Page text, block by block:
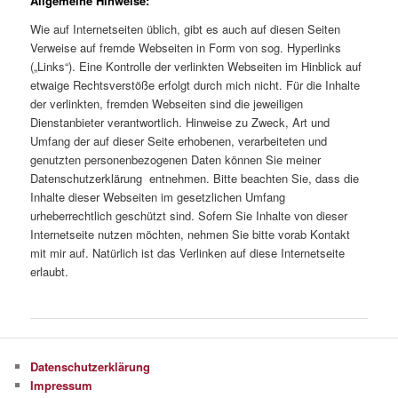
Wie auf Internetseiten üblich, gibt es auch auf diesen Seiten
Verweise auf fremde Webseiten in Form von sog. Hyperlinks
(„Links“). Eine Kontrolle der verlinkten Webseiten im Hinblick auf
etwaige Rechtsverstöße erfolgt durch mich nicht. Für die Inhalte
der verlinkten, fremden Webseiten sind die jeweiligen
Dienstanbieter verantwortlich. Hinweise zu Zweck, Art und
Umfang der auf dieser Seite erhobenen, verarbeiteten und
genutzten personenbezogenen Daten können Sie meiner
Datenschutzerklärung entnehmen. Bitte beachten Sie, dass die
Inhalte dieser Webseiten im gesetzlichen Umfang
urheberrechtlich geschützt sind. Sofern Sie Inhalte von dieser
Internetseite nutzen möchten, nehmen Sie bitte vorab Kontakt
mit mir auf. Natürlich ist das Verlinken auf diese Internetseite
erlaubt.
Datenschutzerklärung
Impressum